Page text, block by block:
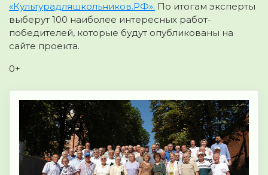
«Культурадляшкольников.РФ». По итогам эксперты
выберут 100 наиболее интересных работ-
победителей, которые будут опубликованы на
сайте проекта.
0+